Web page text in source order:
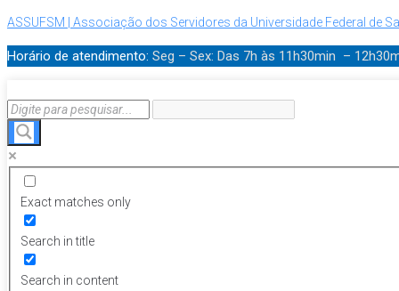
ASSUFSM | Associação dos Servidores da Universidade Federal de
Horário de atendimento: Seg – Sex: Das 7h às 11h30min –
Exact matches only
Search in title
Search in content